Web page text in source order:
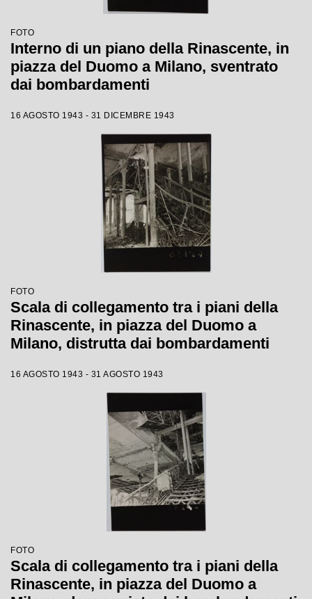
FOTO
Interno di un piano della Rinascente, in
piazza del Duomo a Milano, sventrato
dai bombardamenti
16 AGOSTO 1943 - 31 DICEMBRE 1943
FOTO
Scala di collegamento tra i piani della
Rinascente, in piazza del Duomo a
Milano, distrutta dai bombardamenti
16 AGOSTO 1943 - 31 AGOSTO 1943
FOTO
Scala di collegamento tra i piani della
Rinascente, in piazza del Duomo a